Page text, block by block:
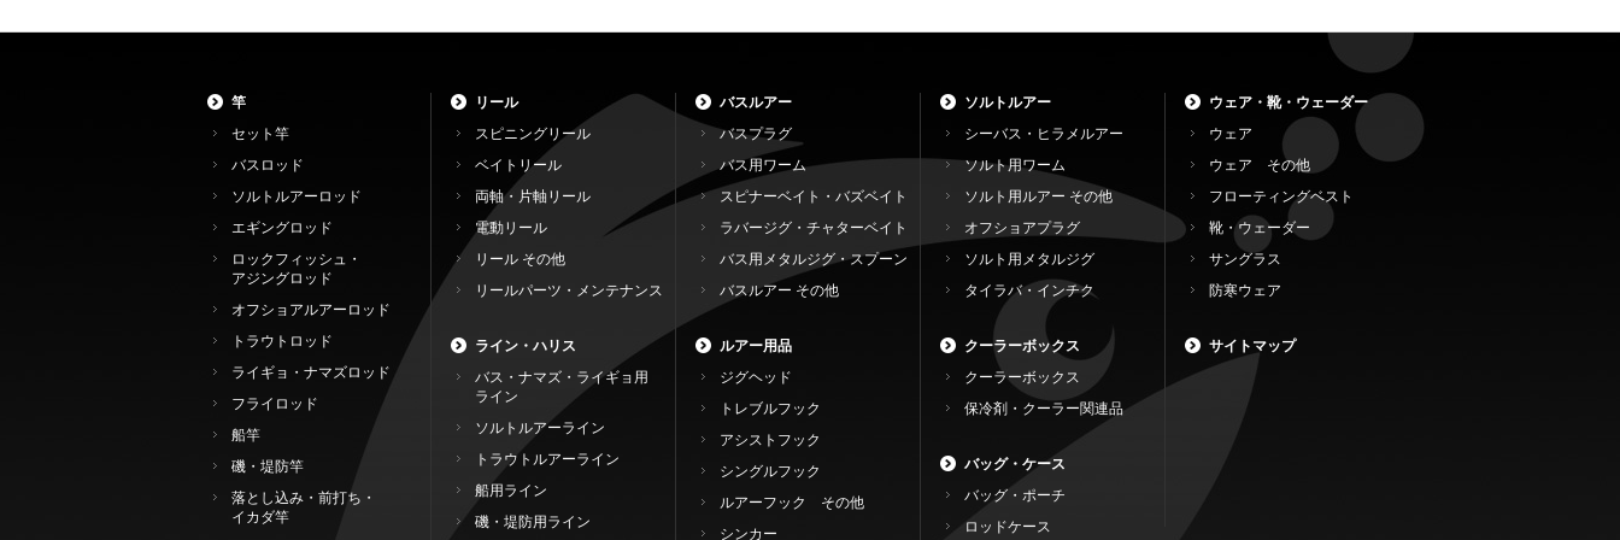
竿
セット竿
バスロッド
ソルトルアーロッド
エギングロッド
ロックフィッシュ・
アジングロッド
オフショアルアーロッド
トラウトロッド
ライギョ・ナマズロッド
フライロッド
船竿
磯・堤防竿
落とし込み・前打ち・
イカダ竿
リール
スピニングリール
ベイトリール
両軸・片軸リール
電動リール
リール その他
リールパーツ・メンテナンス
ライン・ハリス
バス・ナマズ・ライギョ用
ライン
ソルトルアーライン
トラウトルアーライン
船用ライン
磯・堤防用ライン
バスルアー
バスプラグ
バス用ワーム
スピナーベイト・バズベイト
ラバージグ・チャターベイト
バス用メタルジグ・スプーン
バスルアー その他
ルアー用品
ジグヘッド
トレブルフック
アシストフック
シングルフック
ルアーフック その他
シンカー
ソルトルアー
シーバス・ヒラメルアー
ソルト用ワーム
ソルト用ルアー その他
オフショアプラグ
ソルト用メタルジグ
タイラバ・インチク
クーラーボックス
クーラーボックス
保冷剤・クーラー関連品
バッグ・ケース
バッグ・ポーチ
ロッドケース
ウェア・靴・ウェーダー
ウェア
ウェア その他
フローティングベスト
靴・ウェーダー
サングラス
防寒ウェア
サイトマップ